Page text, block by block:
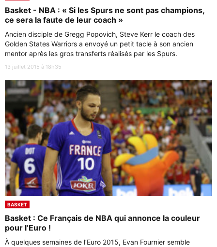
Basket - NBA : « Si les Spurs ne sont pas champions,
ce sera la faute de leur coach »
Ancien disciple de Gregg Popovich, Steve Kerr le coach des
Golden States Warriors a envoyé un petit tacle à son ancien
mentor après les gros transferts réalisés par les Spurs.
13 juillet 2015 à 18h35
BASKET
Basket : Ce Français de NBA qui annonce la couleur
pour l’Euro !
À quelques semaines de l’Euro 2015, Evan Fournier semble